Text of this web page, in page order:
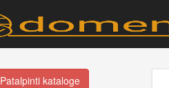
Patalpinti kataloge